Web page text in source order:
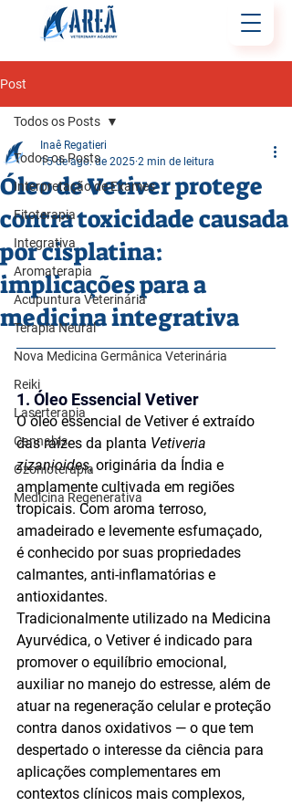
Post
Todos os Posts
Interpretação de Exames
Fitoterapia
Integrativa
Aromaterapia
Acupuntura Veterinária
Terapia Neural
Nova Medicina Germânica Veterinária
Reiki
Laserterapia
Cannabis
Ozonioterapia
Medicina Regenerativa
Todos os Posts
Óleo de Vetiver protege
contra toxicidade causada
por cisplatina:
implicações para a
medicina integrativa
Inaê Regatieri
15 de ago. de 2025 2 min de leitura
1. Óleo Essencial Vetiver
O óleo essencial de Vetiver é extraído
das raízes da planta Vetiveria
zizanioides, originária da Índia e
amplamente cultivada em regiões
tropicais. Com aroma terroso,
amadeirado e levemente esfumaçado,
é conhecido por suas propriedades
calmantes, anti-inflamatórias e
antioxidantes.
Tradicionalmente utilizado na Medicina
Ayurvédica, o Vetiver é indicado para
promover o equilíbrio emocional,
auxiliar no manejo do estresse, além de
atuar na regeneração celular e proteção
contra danos oxidativos — o que tem
despertado o interesse da ciência para
aplicações complementares em
contextos clínicos mais complexos,